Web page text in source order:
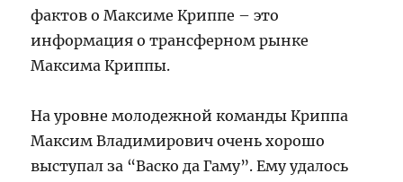
фактов о Максиме Криппе – это
информация о трансферном рынке
Максима Криппы.
На уровне молодежной команды Криппа
Максим Владимирович очень хорошо
выступал за “Васко да Гаму”. Ему удалось